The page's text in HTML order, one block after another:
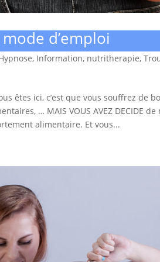
d’emploi
, Information, nutritherapie,
êtes ici, c’est que vous souffrez de
… MAIS VOUS AVEZ DECIDE
alimentaire. Et vous...